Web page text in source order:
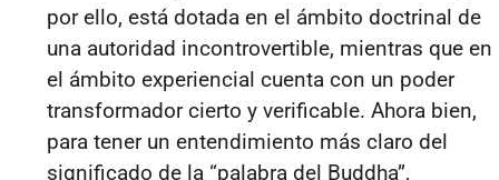
por ello, está dotada en el ámbito doctrinal de
una autoridad incontrovertible, mientras que en
el ámbito experiencial cuenta con un poder
transformador cierto y verificable. Ahora bien,
para tener un entendimiento más claro del
significado de la “palabra del Buddha”,